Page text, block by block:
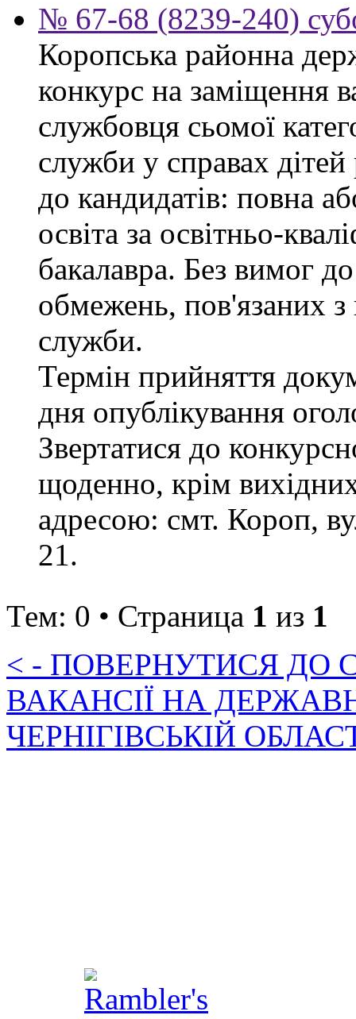
№ 67-68 (8239-240)
Коропська районна
конкурс на заміщення
службовця сьомої
служби у справах
до кандидатів: повна
освіта за освітньо-
бакалавра. Без вимог
обмежень, пов'язаних
служби.
Термін прийняття
дня опублікування
Звертатися до
щоденно, крім
адресою: смт. Короп,
21.
Тем: 0 • Страница 1 из 1
< - ПОВЕРНУТИСЯ ДО
ВАКАНСІЇ НА
ЧЕРНІГІВСЬКІЙ